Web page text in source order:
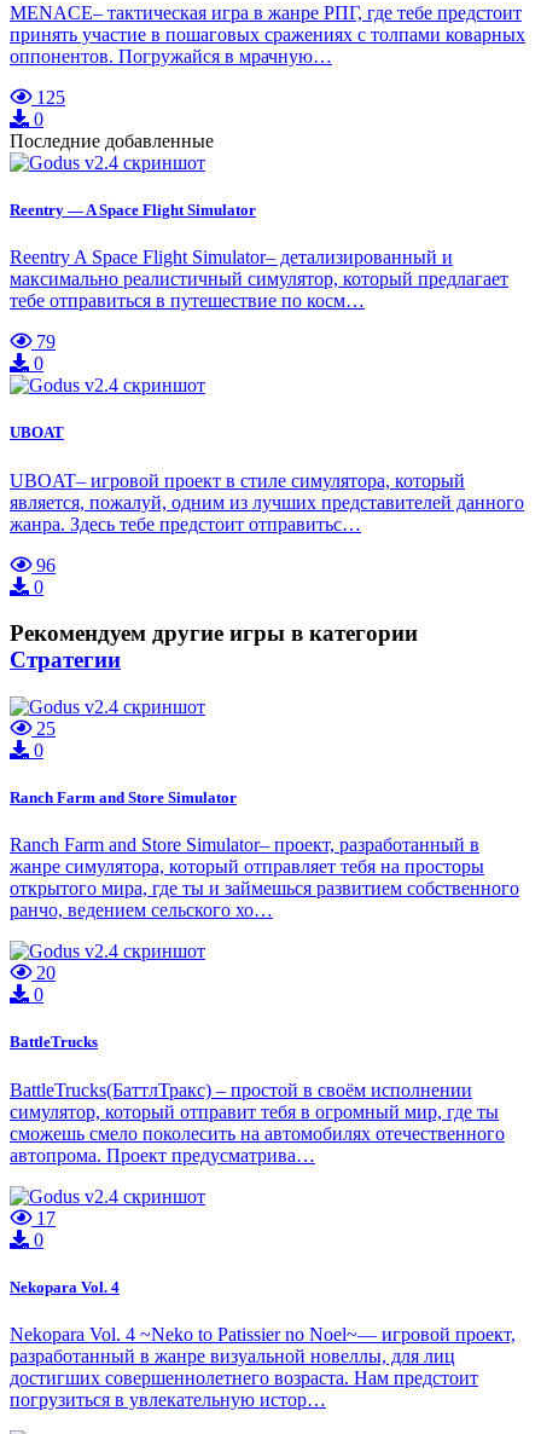
MENACE– тактическая игра в жанре РПГ, где тебе предстоит
принять участие в пошаговых сражениях с толпами коварных
оппонентов. Погружайся в мрачную…
125
0
Последние добавленные
Reentry — A Space Flight Simulator
Reentry A Space Flight Simulator– детализированный и
максимально реалистичный симулятор, который предлагает
тебе отправиться в путешествие по косм…
79
0
UBOAT
UBOAT– игровой проект в стиле симулятора, который
является, пожалуй, одним из лучших представителей данного
жанра. Здесь тебе предстоит отправитьс…
96
0
Рекомендуем другие игры в категории
Стратегии
25
0
Ranch Farm and Store Simulator
Ranch Farm and Store Simulator– проект, разработанный в
жанре симулятора, который отправляет тебя на просторы
открытого мира, где ты и займешься развитием собственного
ранчо, ведением сельского хо…
20
0
BattleTrucks
BattleTrucks(БаттлТракс) – простой в своём исполнении
симулятор, который отправит тебя в огромный мир, где ты
сможешь смело поколесить на автомобилях отечественного
автопрома. Проект предусматрива…
17
0
Nekopara Vol. 4
Nekopara Vol. 4 ~Neko to Patissier no Noel~— игровой проект,
разработанный в жанре визуальной новеллы, для лиц
достигших совершеннолетнего возраста. Нам предстоит
погрузиться в увлекательную истор…